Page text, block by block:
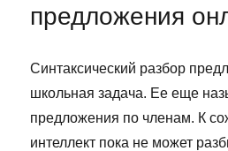
предложения
Синтаксический разбор
школьная задача. Ее еще
предложения по членам. К
интеллект пока не может